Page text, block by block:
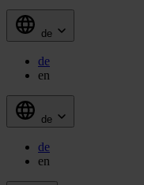
de
de
en
de
de
en